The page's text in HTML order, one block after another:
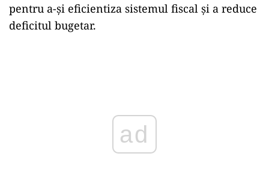
pentru a-și eficientiza sistemul fiscal și a reduce
deficitul bugetar.